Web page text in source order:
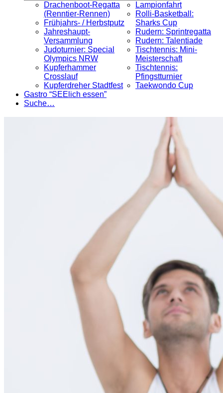
Drachenboot-Regatta
(Renntier-Rennen)
Frühjahrs- / Herbstputz
Jahreshaupt-
Versammlung
Judoturnier: Special
Olympics NRW
Kupferhammer
Crosslauf
Kupferdreher Stadtfest
Lampionfahrt
Rolli-Basketball:
Sharks Cup
Rudern: Sprintregatta
Rudern: Talentiade
Tischtennis: Mini-
Meisterschaft
Tischtennis:
Pfingstturnier
Taekwondo Cup
Gastro “SEElich essen”
Suche…